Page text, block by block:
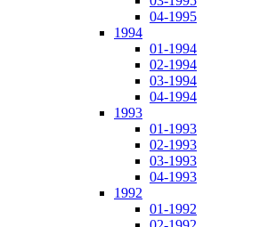
04-1995
1994
01-1994
02-1994
03-1994
04-1994
1993
01-1993
02-1993
03-1993
04-1993
1992
01-1992